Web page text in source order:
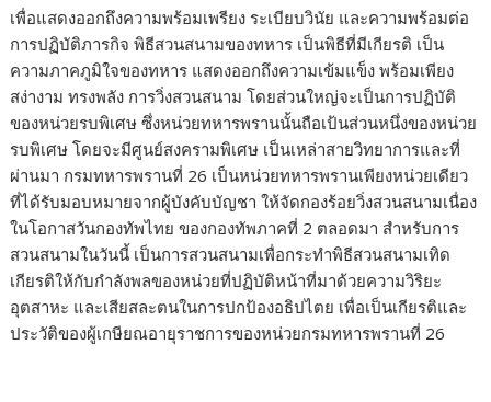
เพื่อแสดงออกถึงความพร้อมเพรียง ระเบียบวินัย และความพร้อมต่อ
การปฏิบัติภารกิจ พิธีสวนสนามของทหาร เป็นพิธีที่มีเกียรติ เป็น
ความภาคภูมิใจของทหาร แสดงออกถึงความเข้มแข็ง พร้อมเพียง
สง่างาม ทรงพลัง การวิ่งสวนสนาม โดยส่วนใหญ่จะเป็นการปฏิบัติ
ของหน่วยรบพิเศษ ซึ่งหน่วยทหารพรานนั้นถือเป้นส่วนหนึ่งของหน่วย
รบพิเศษ โดยจะมีศูนย์สงครามพิเศษ เป็นเหล่าสายวิทยาการและที่
ผ่านมา กรมทหารพรานที่ 26 เป็นหน่วยทหารพรานเพียงหน่วยเดียว
ที่ได้รับมอบหมายจากผู้บังคับบัญชา ให้จัดกองร้อยวิ่งสวนสนามเนื่อง
ในโอกาสวันกองทัพไทย ของกองทัพภาคที่ 2 ตลอดมา สำหรับการ
สวนสนามในวันนี้ เป็นการสวนสนามเพื่อกระทำพิธีสวนสนามเทิด
เกียรติให้กับกำลังพลของหน่วยที่ปฏิบัติหน้าที่มาด้วยความวิริยะ
อุตสาหะ และเสียสละตนในการปกป้องอธิปไตย เพื่อเป็นเกียรติและ
ประวัติของผู้เกษียณอายุราชการของหน่วยกรมทหารพรานที่ 26